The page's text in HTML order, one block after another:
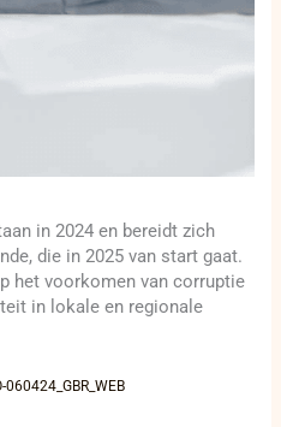
in 2024 en bereidt zich
die in 2025 van start gaat.
het voorkomen van corruptie
in lokale en regionale